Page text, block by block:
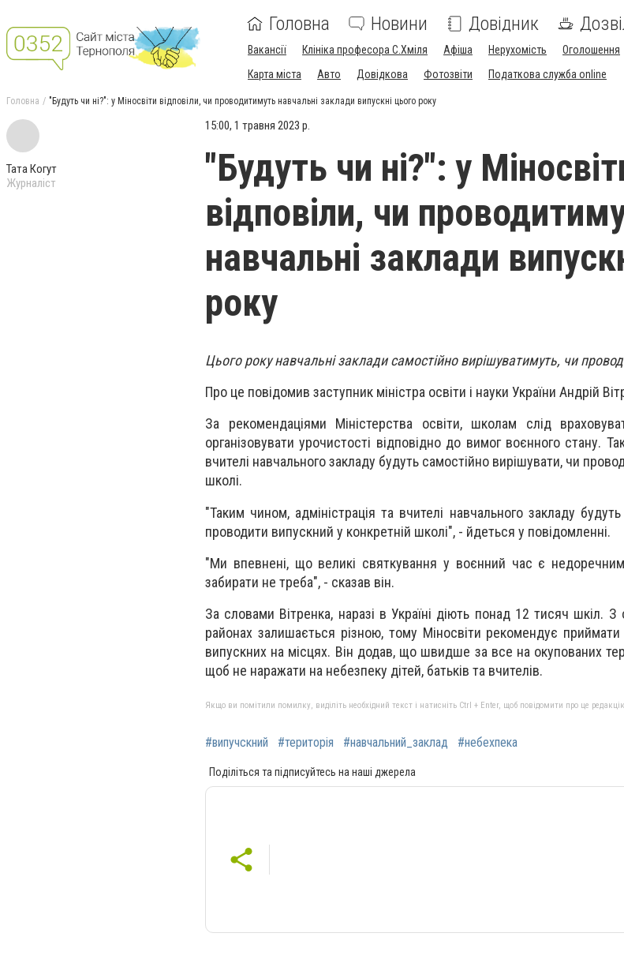
Головна Новини Довідник
Вакансії Клініка професора С.Хміля Афіша Нерухомість Оголошення
Карта міста
Авто Довідкова Фотозвіти Податкова служба online
Головна "Будуть чи ні?": у Міносвіти відповіли, чи проводитимуть навчальні заклади випускні цього року
Тата Когут
Журналіст
15:00, 1 травня 2023 р.
"Будуть чи ні?": у
відповіли, чи
навчальні заклади
року
Цього року навчальні заклади самостійно вирішуватимуть, чи
Про це повідомив заступник міністра освіти і науки України Андрій
За рекомендаціями Міністерства освіти, школам слід
організовувати урочистості відповідно до вимог воєнного стану.
вчителі навчального закладу будуть самостійно вирішувати, чи
школі.
"Таким чином, адміністрація та вчителі навчального закладу
проводити випускний у конкретній школі", - йдеться у повідомленні.
"Ми впевнені, що великі святкування у воєнний час є
забирати не треба", - сказав він.
За словами Вітренка, наразі в Україні діють понад 12 тисяч шкіл.
районах залишається різною, тому Міносвіти рекомендує
випускних на місцях. Він додав, що швидше за все на окупованих
щоб не наражати на небезпеку дітей, батьків та вчителів.
Якщо ви помітили помилку, виділіть необхідний текст і натисніть Ctrl + Enter, щоб повідомити про це
#випучскний #територія #навчальний_заклад #небехпека
Поділіться та підписуйтесь на наші джерела